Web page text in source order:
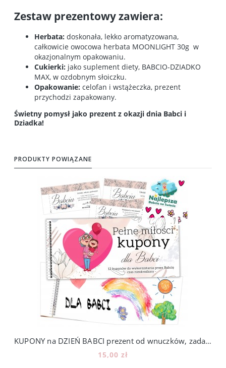
Zestaw prezentowy zawiera:
Herbata: doskonała, lekko aromatyzowana,
całkowicie owocowa herbata MOONLIGHT 30g w
okazjonalnym opakowaniu.
Cukierki: jako suplement diety, BABCIO-DZIADKO
MAX, w ozdobnym słoiczku.
Opakowanie: celofan i wstążeczka, prezent
przychodzi zapakowany.
Świetny pomysł jako prezent z okazji dnia Babci i
Dziadka!
PRODUKTY POWIĄZANE
KUPONY na DZIEŃ BABCI prezent od wnuczków, zadania
15,00 zł